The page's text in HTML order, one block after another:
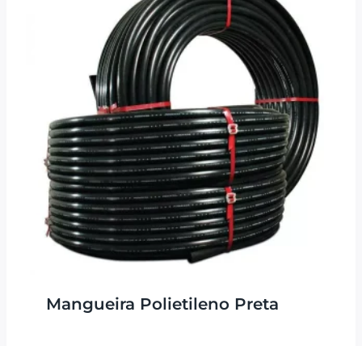
Mangueira Polietileno Preta